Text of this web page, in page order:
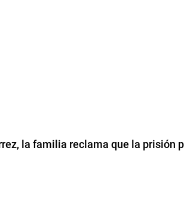
la familia reclama que la prisión